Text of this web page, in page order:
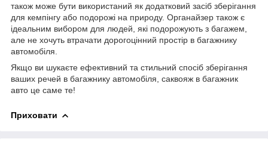
також може бути використаний як додатковий засіб зберігання
для кемпінгу або подорожі на природу. Органайзер також є
ідеальним вибором для людей, які подорожують з багажем,
але не хочуть втрачати дорогоцінний простір в багажнику
автомобіля.
Якщо ви шукаєте ефективний та стильний спосіб зберігання
ваших речей в багажнику автомобіля, саквояж в багажник
авто це саме те!
Приховати